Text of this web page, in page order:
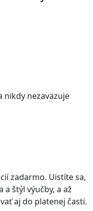
nikdy nezaväzuje
zadarmo. Uistíte sa,
štýl výučby, a až
aj do platenej časti.